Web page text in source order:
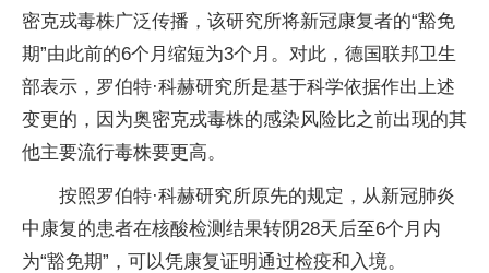
密克戎毒株广泛传播，该研究所将新冠康复者的“豁免
期”由此前的6个月缩短为3个月。对此，德国联邦卫生
部表示，罗伯特·科赫研究所是基于科学依据作出上述
变更的，因为奥密克戎毒株的感染风险比之前出现的其
他主要流行毒株要更高。
按照罗伯特·科赫研究所原先的规定，从新冠肺炎
中康复的患者在核酸检测结果转阴28天后至6个月内
为“豁免期”，可以凭康复证明通过检疫和入境。